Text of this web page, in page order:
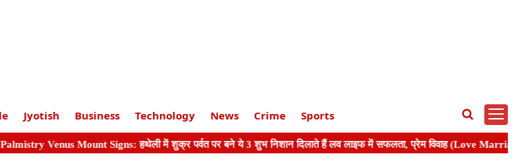
Jyotish Business Technology News Crime Sports